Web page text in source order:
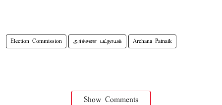
Election Commission அர்ச்சனா பட்நாயக் Archana Patnaik
Show Comments